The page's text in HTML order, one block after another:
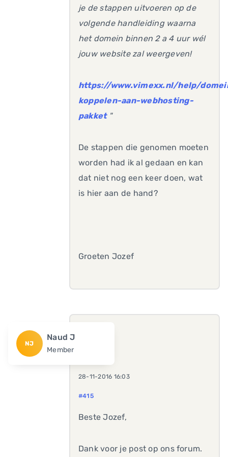
je de stappen uitvoeren op de
volgende handleiding waarna
het domein binnen 2 a 4 uur wél
jouw website zal weergeven!
https://www.vimexx.nl/help/
koppelen-aan-webhosting-
pakket"
De stappen die genomen moeten
worden had ik al gedaan en kan
dat niet nog een keer doen, wat
is hier aan de hand?
Groeten Jozef
NJ
Naud J
Member
28-11-2016 16:03
#415
Beste Jozef,
Dank voor je post op ons forum.